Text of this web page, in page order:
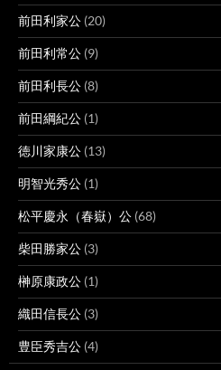
前田利家公 (20)
前田利常公 (9)
前田利長公 (8)
前田綱紀公 (1)
徳川家康公 (13)
明智光秀公 (1)
松平慶永（春嶽）公 (68)
柴田勝家公 (3)
榊原康政公 (1)
織田信長公 (3)
豊臣秀吉公 (4)